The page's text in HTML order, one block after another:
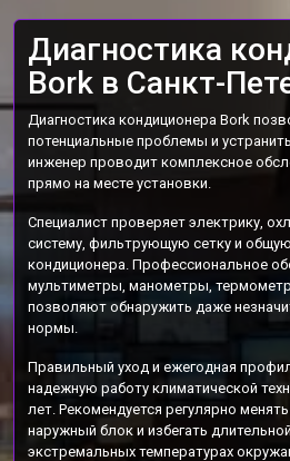
Диагностика
Bork в Санкт-
Диагностика кондиционера Bork
потенциальные проблемы и
инженер проводит комплексное
прямо на месте установки.
Специалист проверяет электрику,
систему, фильтрующую сетку и
кондиционера. Профессиональное
мультиметры, манометры,
позволяют обнаружить даже
нормы.
Правильный уход и ежегодная
надежную работу климатической
лет. Рекомендуется регулярно
наружный блок и избегать
экстремальных температурах